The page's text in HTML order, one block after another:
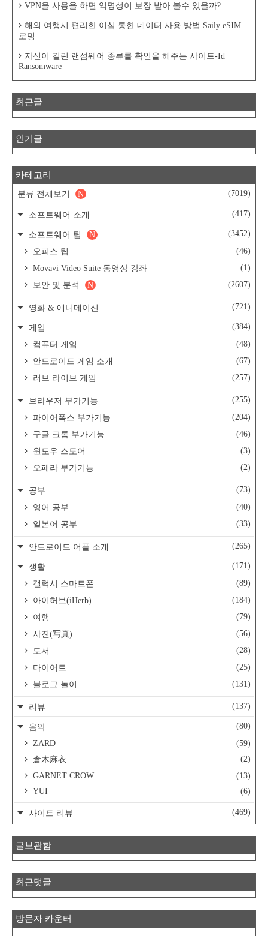
VPN을 사용을 하면 익명성이 보장 받아 볼수 있을까?
해외 여행시 편리한 이심 통한 데이터 사용 방법 Saily eSIM
로밍
자신이 걸린 랜섬웨어 종류를 확인을 해주는 사이트-Id
Ransomware
최근글
인기글
카테고리
분류 전체보기 (7019)
N
소프트웨어 소개 (417)
소프트웨어 팁 (3452)
N
오피스 팁
(46)
Movavi Video Suite 동영상 강좌
(1)
보안 및 분석
(2607)
N
영화 & 애니메이션 (721)
게임
(384)
컴퓨터 게임
(48)
안드로이드 게임 소개
(67)
러브 라이브 게임
(257)
브라우저 부가기능
(255)
파이어폭스 부가기능
(204)
구글 크롬 부가기능
(46)
윈도우 스토어
(3)
오페라 부가기능
(2)
공부
(73)
영어 공부
(40)
일본어 공부
(33)
안드로이드 어플 소개 (265)
생활
(171)
갤럭시 스마트폰
(89)
아이허브(iHerb)
(184)
여행
(79)
사진(写真)
(56)
도서
(28)
다이어트
(25)
블로그 놀이
(131)
리뷰 (137)
음악
(80)
ZARD
(59)
倉木麻衣
(2)
GARNET CROW
(13)
YUI
(6)
사이트 리뷰 (469)
글보관함
최근댓글
방문자 카운터